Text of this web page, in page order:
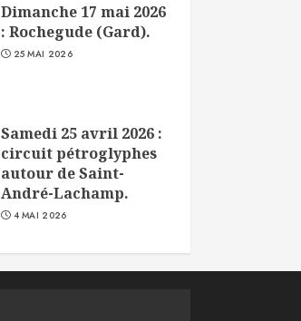
Dimanche 17 mai 2026
: Rochegude (Gard).
25 MAI 2026
Samedi 25 avril 2026 :
circuit pétroglyphes
autour de Saint-
André-Lachamp.
4 MAI 2026